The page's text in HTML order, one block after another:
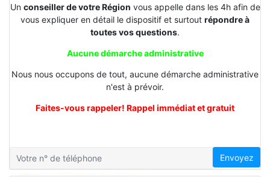
Un conseiller de votre Région vous appelle dans les 4h afin de
vous expliquer en détail le dispositif et surtout répondre à
toutes vos questions.
Aucune démarche administrative
Nous nous occupons de tout, aucune démarche administrative
n'est à prévoir.
Faites-vous rappeler! Rappel immédiat et gratuit
Envoyez